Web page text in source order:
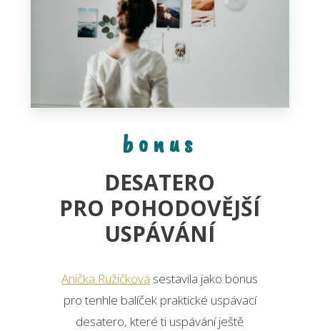
bonus
DESATERO
PRO POHODOVĚJŠÍ
USPÁVÁNÍ
Anička Ružičková sestavila jako bonus
pro tenhle balíček praktické uspávací
desatero, které ti uspávání ještě